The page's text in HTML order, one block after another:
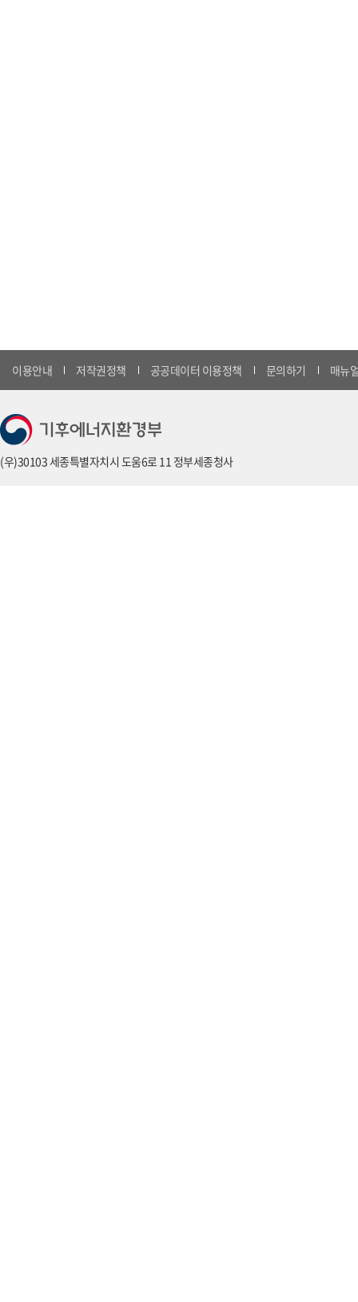
이용안내 저작권정책 공공데이터 이용정책 문의하기 매뉴
(우)30103 세종특별자치시 도움6로 11 정부세종청사